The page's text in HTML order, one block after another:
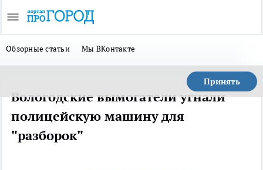
Обзорные статьи Мы ВКонтакте
Принять
Вологодские вымогатели угнали
полицейскую машину для
"разборок"